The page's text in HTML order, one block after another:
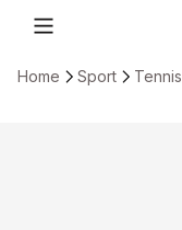
Home Sport Tennis